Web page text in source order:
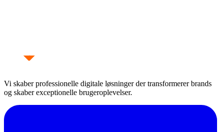
1 min
Vi skaber professionelle digitale løsninger der transformerer brands
og skaber exceptionelle brugeroplevelser.